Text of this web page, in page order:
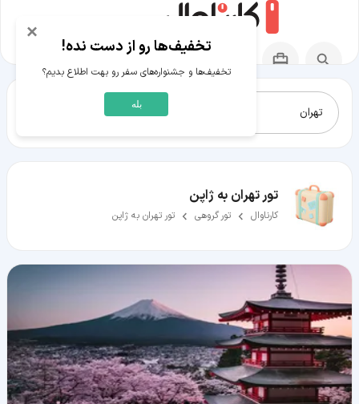
تور تهران به ژاپن
کارناوال تور گروهی تور تهران به ژاپن
×
تخفیف‌ها رو از دست نده!
تخفیف‌ها و جشنواره‌های سفر رو بهت اطلاع بدیم؟
بله